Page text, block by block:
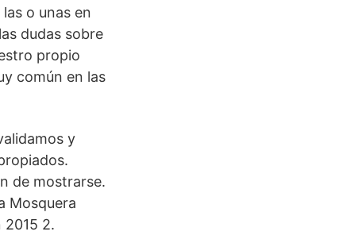
o unas en
dudas sobre
propio
común en las
y
de mostrarse.
Mosquera
2015 2.